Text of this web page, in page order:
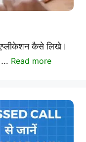
कैसे लिखे।
… Read more